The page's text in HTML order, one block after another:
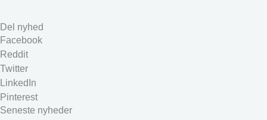
Del nyhed
Facebook
Reddit
Twitter
LinkedIn
Pinterest
Seneste nyheder